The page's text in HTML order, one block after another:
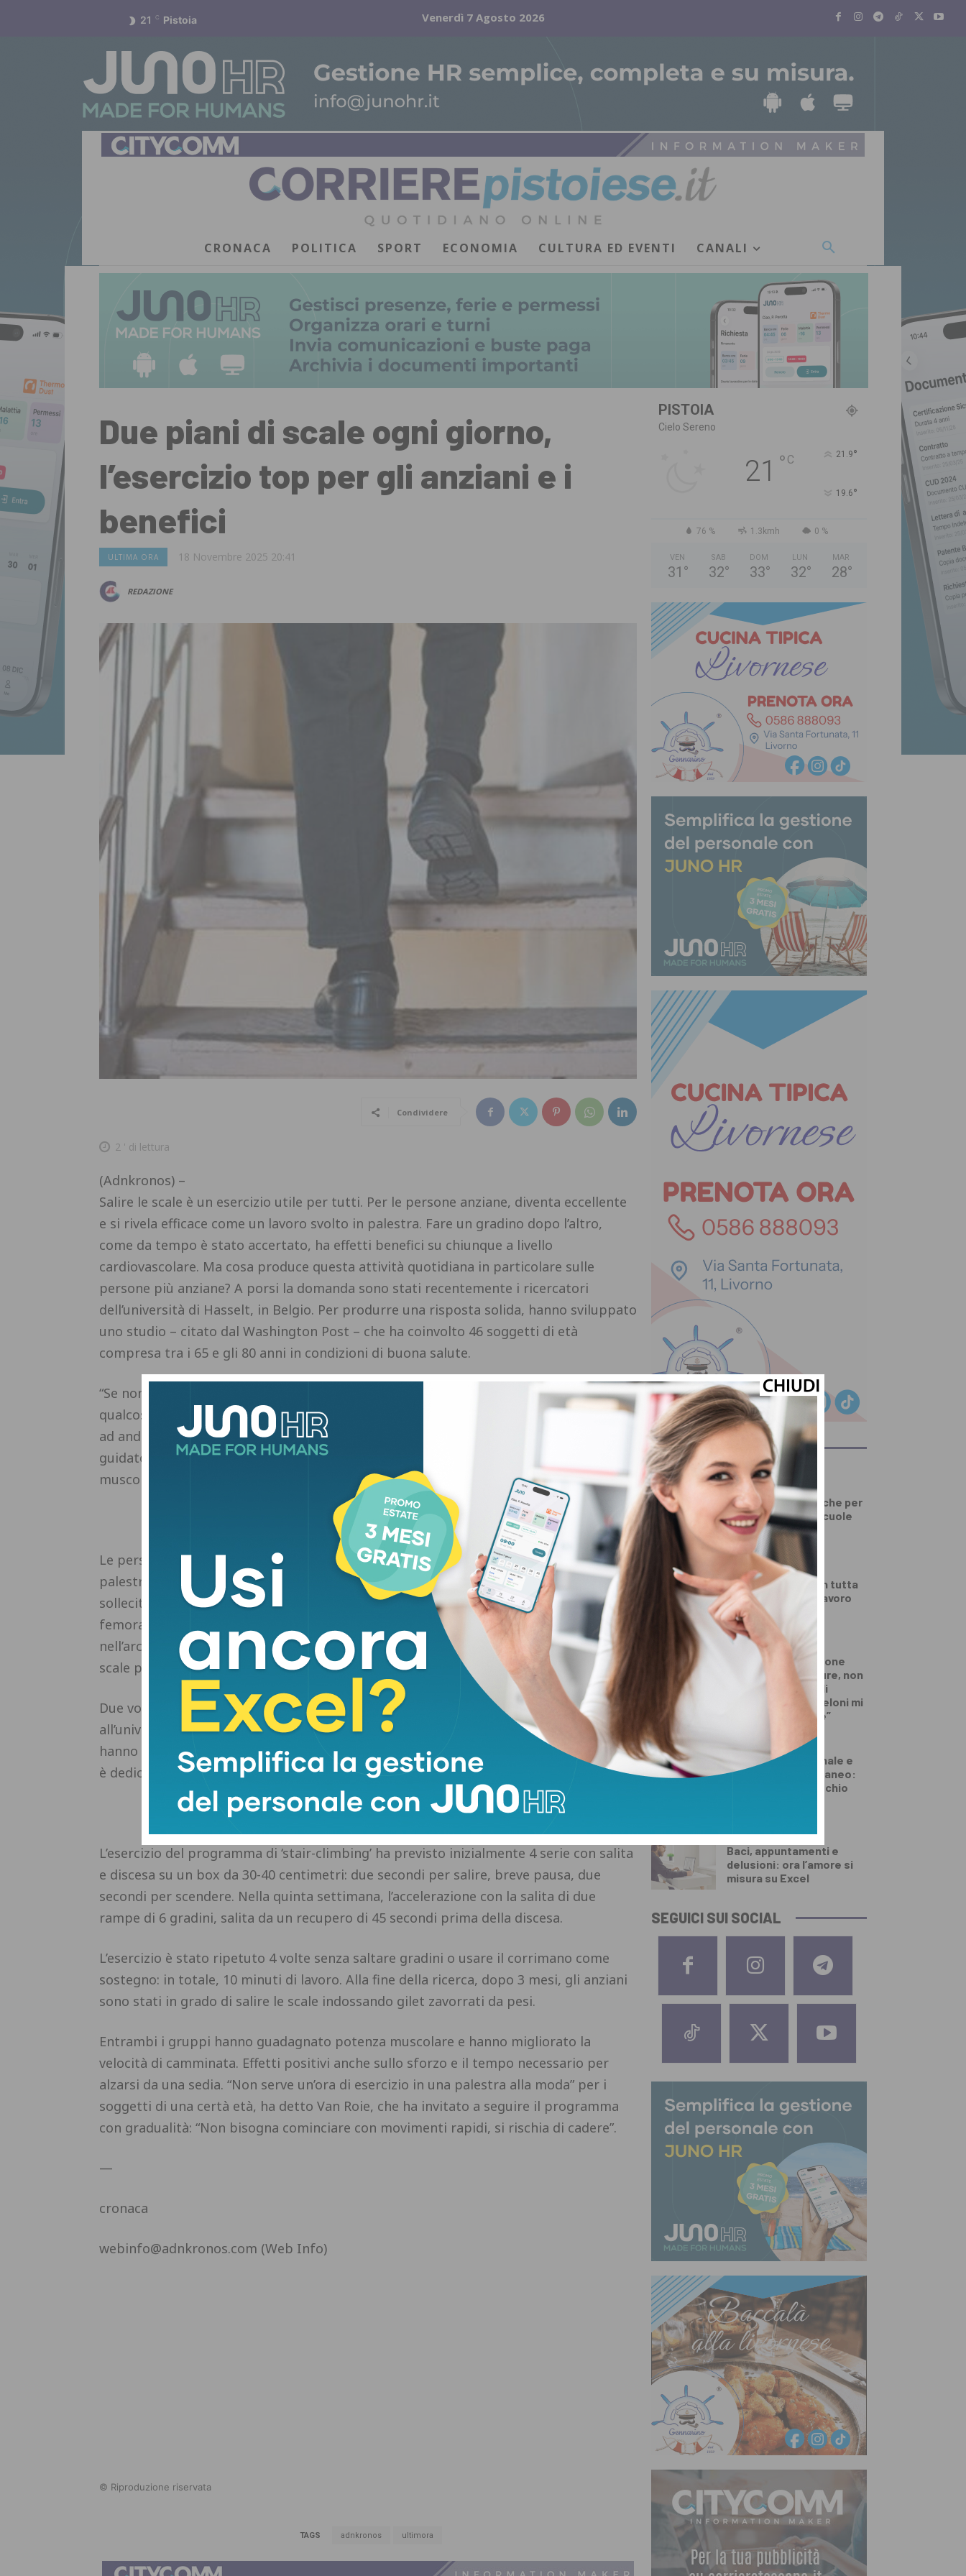
21 C Pistoia Venerdì 7 Agosto 2026
CRONACA POLITICA SPORT ECONOMIA CULTURA ED EVENTI CANALI
Due piani di scale ogni giorno,
l’esercizio top per gli anziani e i
benefici
ULTIMA ORA 18 Novembre 2025 20:41
REDAZIONE
Condividere
2 ' di lettura
(Adnkronos) –
Salire le scale è un esercizio utile per tutti. Per le persone anziane, diventa eccellente
e si rivela efficace come un lavoro svolto in palestra. Fare un gradino dopo l’altro,
come da tempo è stato accertato, ha effetti benefici su chiunque a livello
cardiovascolare. Ma cosa produce questa attività quotidiana in particolare sulle
persone più anziane? A porsi la domanda sono stati recentemente i ricercatori
dell’università di Hasselt, in Belgio. Per produrre una risposta solida, hanno sviluppato
uno studio – citato dal Washington Post – che ha coinvolto 46 soggetti di età
compresa tra i 65 e gli 80 anni in condizioni di buona salute.
“Se non riesci a muoverti velocemente, anche se sei forte, cadrai comunque. È
qualcosa su cui dobbiamo davvero esercitarci. In Belgio, gli anziani non sono abituati
ad andare in palestra per allenarsi”, ha detto la professoressa Evelien Van Roie, che ha
guidato la ricerca. “Dobbiamo trovare modi alternativi per allenare la potenza
muscolare”.
Le persone, per 12 settimane, hanno prodotto un programma ‘double face’. In
palestra, hanno lavorato con la leg-press machine, una ‘pressa’ pneumatica che
sollecita sostanzialmente tutti i gruppi muscolari delle gambe: quadricipiti, bicipiti
femorali, glutei, polpacci. Ebbene, il risultato ottenuto con 2 sedute settimanali
nell’arco di 3 mesi è paragonabile a quello che si ottiene salendo un paio di rampe di
scale più volte nell’arco di una settimana.
Due volte a settimana, gli anziani coinvolti nello studio sono stati convocati
all’università. Dopo un riscaldamento di 10 minuti sulla cyclette, tutti i 46 soggetti
hanno svolto due esercizi per la parte superiore del corpo. Quindi, metà del gruppo si
è dedicato alla leg-press machine e l’altra metà ha… fatto le scale.
L’esercizio del programma di ‘stair-climbing’ ha previsto inizialmente 4 serie con salita
e discesa su un box da 30-40 centimetri: due secondi per salire, breve pausa, due
secondi per scendere. Nella quinta settimana, l’accelerazione con la salita di due
rampe di 6 gradini, salita da un recupero di 45 secondi prima della discesa.
L’esercizio è stato ripetuto 4 volte senza saltare gradini o usare il corrimano come
sostegno: in totale, 10 minuti di lavoro. Alla fine della ricerca, dopo 3 mesi, gli anziani
sono stati in grado di salire le scale indossando gilet zavorrati da pesi.
Entrambi i gruppi hanno guadagnato potenza muscolare e hanno migliorato la
velocità di camminata. Effetti positivi anche sullo sforzo e il tempo necessario per
alzarsi da una sedia. “Non serve un’ora di esercizio in una palestra alla moda” per i
soggetti di una certà età, ha detto Van Roie, che ha invitato a seguire il programma
con gradualità: “Non bisogna cominciare con movimenti rapidi, si rischia di cadere”.
—
cronaca
webinfo@adnkronos.com (Web Info)
© Riproduzione riservata
TAGS adnkronos ultimora
PISTOIA
Cielo Sereno
21 ° C 21.9°
19.6°
76 % 1.3kmh 0 %
VEN
31 °
SAB
32°
DOM
33°
LUN
32°
MAR
28°
ULTIMI ARTICOLI
PRIMO PIANO
Serravalle, polemiche per
lo stato delle ex scuole
elementari
DALLA TOSCANA
Fiamme di bosco in tutta
la Regione, superlavoro
per l’Aib
DALLA TOSCANA
Conte in commissione
Covid: “Scavate pure, non
troverete niente di
illecito su di me. Meloni mi
diede del criminale”
Pillola, anello vaginale e
impianto sottocutaneo:
l’allerta Aifa sul rischio
DEMOGRAFICA
Baci, appuntamenti e
delusioni: ora l’amore si
misura su Excel
SEGUICI SUI SOCIAL